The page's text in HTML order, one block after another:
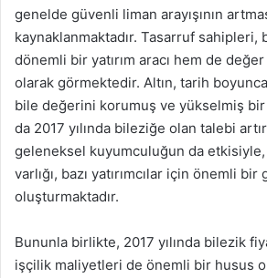
genelde güvenli liman arayışının
kaynaklanmaktadır. Tasarruf sahipleri,
dönemli bir yatırım aracı hem de değer
olarak görmektedir. Altın, tarih
bile değerini korumuş ve yükselmiş bir
da 2017 yılında bileziğe olan talebi
geleneksel kuyumculuğun da
varlığı, bazı yatırımcılar için önemli
oluşturmaktadır.
Bununla birlikte, 2017 yılında bilezik
işçilik maliyetleri de önemli bir husus